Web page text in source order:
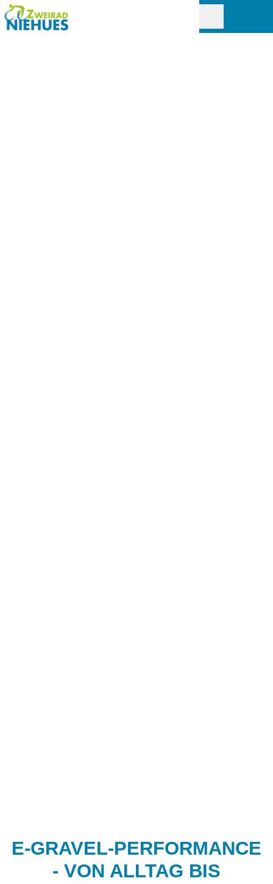
E-GRAVEL-PERFORMANCE
- VON ALLTAG BIS